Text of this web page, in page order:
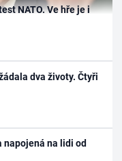
NATO. Ve hře je i
dva životy. Čtyři
napojená na lidi od